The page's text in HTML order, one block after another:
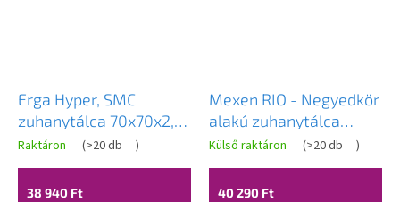
Erga Hyper, SMC
zuhanytálca 70x70x2,6
cm + szifon, fehér matt,
ERG-V06-SMC-7070S-
WH
Raktáron (>20 db )
38 940 Ft
Mexen RIO - Negyedkör
alakú zuhanytálca
70x70x14 cm + króm
szifon, fehér, 47107070
Külső raktáron (>20 db )
40 290 Ft